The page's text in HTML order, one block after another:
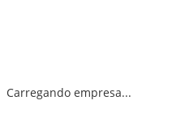
Carregando empresa...